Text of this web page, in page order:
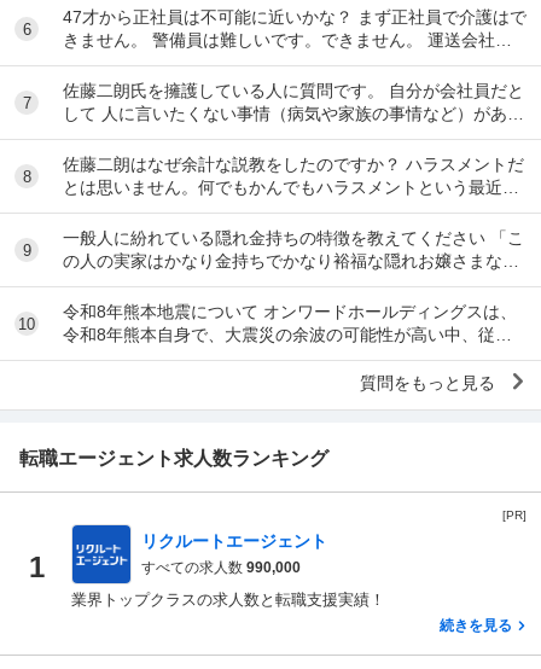
6
47才から正社員は不可能に近いかな？ まず正社員で介護はで
きません。 警備員は難しいです。できません。 運送会社の
運転手は無理です。できません 過去にうつ...
7
佐藤二朗氏を擁護している人に質問です。 自分が会社員だと
して 人に言いたくない事情（病気や家族の事情など）があ
り、上司や総務等に相談した結果、仕事内容を...
8
佐藤二朗はなぜ余計な説教をしたのですか？ ハラスメントだ
とは思いません。何でもかんでもハラスメントという最近の
風潮に反対です。ただ、橋本愛からすれば良い気...
9
一般人に紛れている隠れ金持ちの特徴を教えてください 「こ
の人の実家はかなり金持ちでかなり裕福な隠れお嬢さまなん
だな」とわかる特徴を教えてください 私の...
10
令和8年熊本地震について オンワードホールディングスは、
令和8年熊本自身で、大震災の余波の可能性が高い中、従業
員に売上金の確保（金庫への預け入れ）を優先さ...
質問をもっと見る
転職エージェント求人数ランキング
[PR]
1
リクルートエージェント
すべての求人数 990,000
業界トップクラスの求人数と転職支援実績！
続きを見る